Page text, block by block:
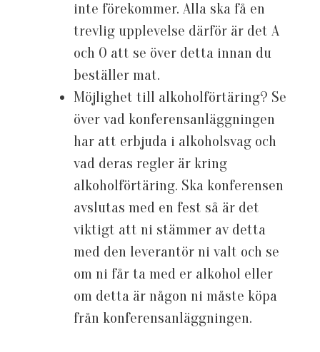
inte förekommer. Alla ska få en
trevlig upplevelse därför är det A
och O att se över detta innan du
beställer mat.
Möjlighet till alkoholförtäring? Se
över vad konferensanläggningen
har att erbjuda i alkoholsvag och
vad deras regler är kring
alkoholförtäring. Ska konferensen
avslutas med en fest så är det
viktigt att ni stämmer av detta
med den leverantör ni valt och se
om ni får ta med er alkohol eller
om detta är någon ni måste köpa
från konferensanläggningen.